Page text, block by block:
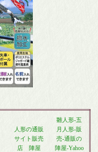
人形の通販
サイト販売
店 陣屋
雛人形-五
月人形-販
売-通販の
陣屋-Yahoo